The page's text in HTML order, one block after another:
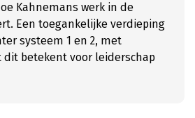
Kahnemans werk in de
Een toegankelijke verdieping
systeem 1 en 2, met
dit betekent voor leiderschap